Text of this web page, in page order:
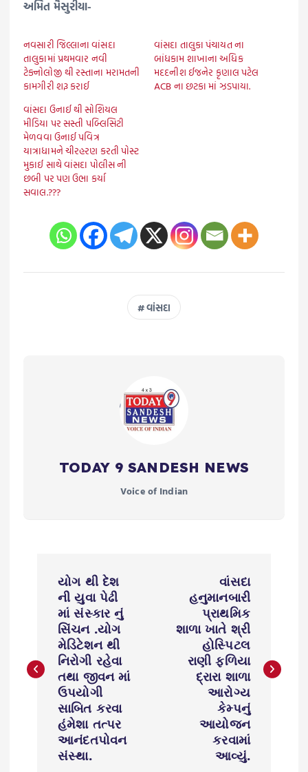
અમિત મૈસુરીયા-
નવસારી જિલ્લાના વાંસદા
તાલુકામાં પ્રથમવાર નવી
ટેક્નોલોજી થી રસ્તાના મરામતની
કામગીરી શરૂ કરાઈ
વાંસદા તાલુકા પંચાયત ના
બાંધકામ શાખાના અધિક
મદદનીશ ઈજનેર કૃણાલ પટેલ
ACB ના છટકા માં ઝડપાયા.
વાંસદા ઉનાઈ થી સોશિયલ
મીડિયા પર સસ્તી પબ્લિસિટી
મેળવવા ઉનાઈ પવિત્ર
યાત્રાધામને ચીરહરણ કરતી પોસ્ટ
મુકાઈ સાથે વાંસદા પોલીસ ની
છબી પર પણ ઉભા કર્યા
સવાલ.???
વાંસદા
TODAY 9 SANDESH NEWS
Voice of Indian
t
યોગ થી દેશ
ની યુવા પેઢી
માં સંસ્કાર નું
સિંચન .યોગ
મેડિટેશન થી
નિરોગી રહેવા
તથા જીવન માં
ઉપયોગી
સાબિત કરવા
હંમેશા તત્પર
આનંદતપોવન
સંસ્થા.
વાંસદા
હનુમાનબારી
પ્રાથમિક
શાળા ખાતે શ્રી
હોસ્પિટલ
રાણી ફળિયા
દ્રારા શાળા
આરોગ્ય
કેમ્પનું
આયોજન
કરવામાં
આવ્યું.